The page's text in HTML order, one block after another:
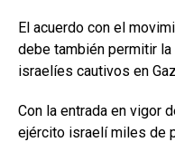
El acuerdo con el
debe también permitir
israelíes cautivos en
Con la entrada en vigor
ejército israelí miles de